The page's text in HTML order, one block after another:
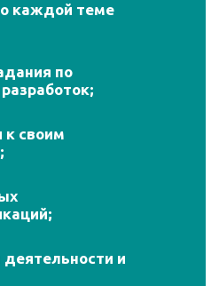
каждой теме
по
к своим
деятельности и